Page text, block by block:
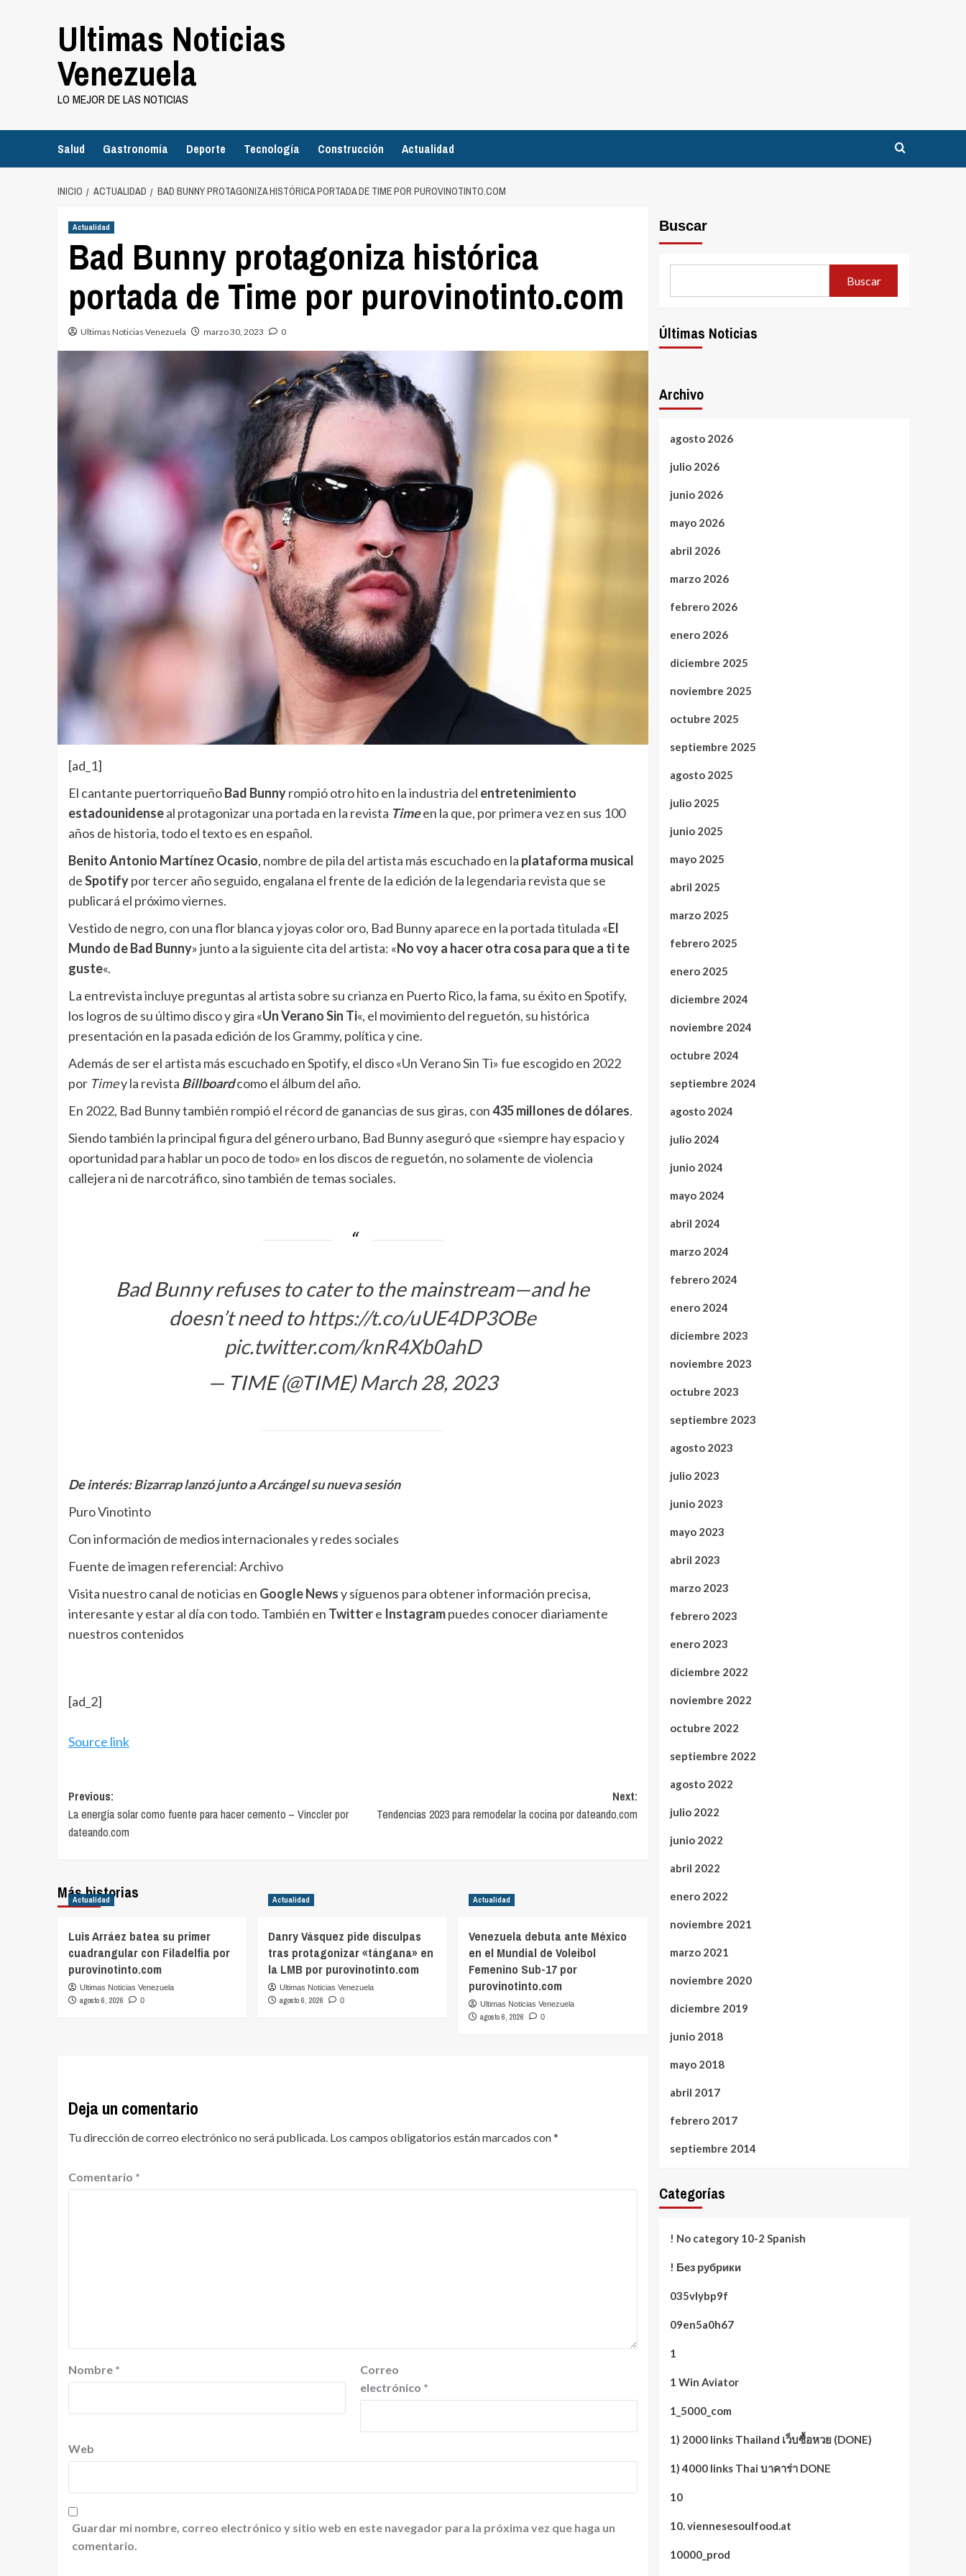
Ultimas Noticias
Venezuela
LO MEJOR DE LAS NOTICIAS
Salud Gastronomía Deporte Tecnología Construcción Actualidad
INICIO ACTUALIDAD BAD BUNNY PROTAGONIZA HISTÓRICA PORTADA DE TIME POR PUROVINOTINTO.COM
Actualidad
Bad Bunny protagoniza histórica
portada de Time por purovinotinto.com
Ultimas Noticias Venezuela marzo 30, 2023 0
[ad_1]
El cantante puertorriqueñoBad Bunnyrompió otro hito en la industria del entretenimiento
estadounidenseal protagonizar una portada en la revista Timeen la que, por primera vez en sus 100
años de historia, todo el texto es en español.
Benito Antonio Martínez Ocasio, nombre de pila del artista más escuchado en la plataforma musical
deSpotifypor tercer año seguido, engalana el frente de la edición de la legendaria revista que se
publicará el próximo viernes.
Vestido de negro, con una flor blanca y joyas color oro, Bad Bunny aparece en la portada titulada «El
Mundo de Bad Bunny» junto a la siguiente cita del artista: «No voy a hacer otra cosa para que a ti te
guste«.
La entrevista incluye preguntas al artista sobre su crianza en Puerto Rico, la fama, su éxito en Spotify,
los logros de su último disco y gira «Un Verano Sin Ti«, el movimiento del reguetón, su histórica
presentación en la pasada edición de los Grammy, política y cine.
Además de ser el artista más escuchado en Spotify, el disco «Un Verano Sin Ti» fue escogido en 2022
porTimey la revista Billboardcomo el álbum del año.
En 2022, Bad Bunny también rompió el récord de ganancias de sus giras, con435 millones de dólares.
Siendo también la principal figura del género urbano, Bad Bunny aseguró que «siempre hay espacio y
oportunidad para hablar un poco de todo» en los discos de reguetón, no solamente de violencia
callejera ni de narcotráfico, sino también de temas sociales.
Bad Bunny refuses to cater to the mainstream—and he
doesn’t need tohttps://t.co/uUE4DP3OBe
pic.twitter.com/knR4Xb0ahD
— TIME (@TIME)March 28, 2023
De interés:Bizarrap lanzó junto a Arcángel su nueva sesión
Puro Vinotinto
Con información de medios internacionales y redes sociales
Fuente de imagen referencial: Archivo
Visita nuestro canal de noticias en Google Newsy síguenos para obtener información precisa,
interesante y estar al día con todo. También en Twittere Instagrampuedes conocer diariamente
nuestros contenidos
[ad_2]
Source link
Post
navigation
Previous:
La energía solar como fuente para hacer cemento – Vinccler por
dateando.com
Next:
Tendencias 2023 para remodelar la cocina por dateando.com
Más historias
Actualidad
Luis Arráez batea su primer
cuadrangular con Filadelfia por
purovinotinto.com
Ultimas Noticias Venezuela
agosto 6, 2026 0
Actualidad
Danry Vásquez pide disculpas
tras protagonizar «tángana» en
la LMB por purovinotinto.com
Ultimas Noticias Venezuela
agosto 6, 2026 0
Actualidad
Venezuela debuta ante México
en el Mundial de Voleibol
Femenino Sub-17 por
purovinotinto.com
Ultimas Noticias Venezuela
agosto 6, 2026 0
Deja un comentario
Tu dirección de correo electrónico no será publicada. Los campos obligatorios están marcados con*
Comentario *
Nombre *
Correo
electrónico *
Web
Guardar mi nombre, correo electrónico y sitio web en este navegador para la próxima vez que haga un
comentario.
Buscar
Buscar
Últimas Noticias
Archivo
agosto 2026
julio 2026
junio 2026
mayo 2026
abril 2026
marzo 2026
febrero 2026
enero 2026
diciembre 2025
noviembre 2025
octubre 2025
septiembre 2025
agosto 2025
julio 2025
junio 2025
mayo 2025
abril 2025
marzo 2025
febrero 2025
enero 2025
diciembre 2024
noviembre 2024
octubre 2024
septiembre 2024
agosto 2024
julio 2024
junio 2024
mayo 2024
abril 2024
marzo 2024
febrero 2024
enero 2024
diciembre 2023
noviembre 2023
octubre 2023
septiembre 2023
agosto 2023
julio 2023
junio 2023
mayo 2023
abril 2023
marzo 2023
febrero 2023
enero 2023
diciembre 2022
noviembre 2022
octubre 2022
septiembre 2022
agosto 2022
julio 2022
junio 2022
abril 2022
enero 2022
noviembre 2021
marzo 2021
noviembre 2020
diciembre 2019
junio 2018
mayo 2018
abril 2017
febrero 2017
septiembre 2014
Categorías
! No category 10-2 Spanish
! Без рубрики
035vlybp9f
09en5a0h67
1
1 Win Aviator
1_5000_com
1) 2000 links Thailand เว็บซื้อหวย (DONE)
1) 4000 links Thai บาคาร่า DONE
10
10. viennesesoulfood.at
10000_prod